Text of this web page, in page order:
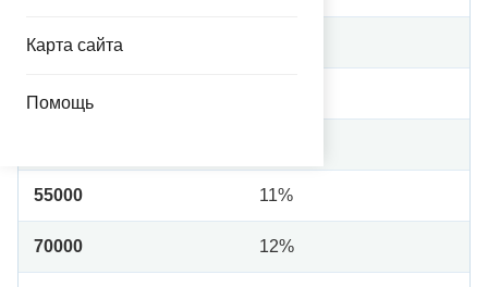
Карта сайта
Помощь
30000
35000
55000 11%
70000 12%